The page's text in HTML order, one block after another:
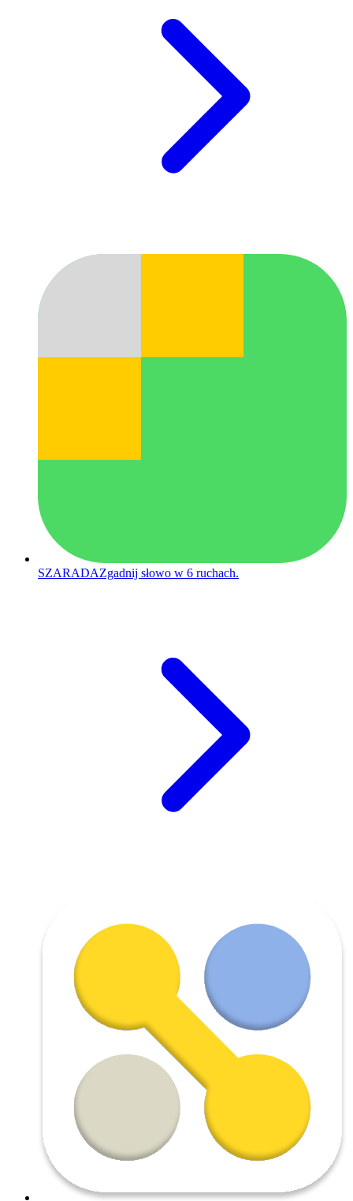
SZARADAZgadnij słowo w 6 ruchach.